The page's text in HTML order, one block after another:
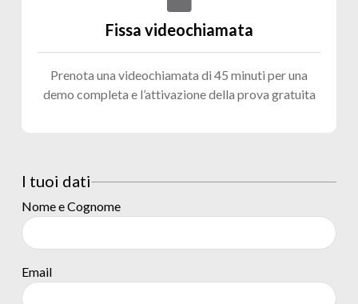
Fissa videochiamata
Prenota una videochiamata di 45 minuti per una
demo completa e l’attivazione della prova gratuita
I tuoi dati
Nome e Cognome
Email